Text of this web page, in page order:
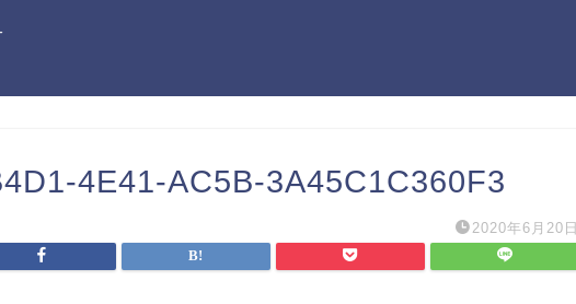
4E41-AC5B-3A45C1C360F3
2020年6月20日